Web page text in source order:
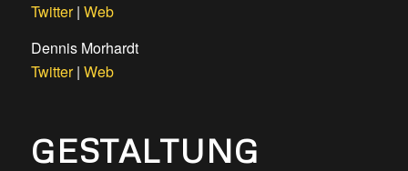
Twitter| Web
Dennis Morhardt
Twitter| Web
GESTALTUNG